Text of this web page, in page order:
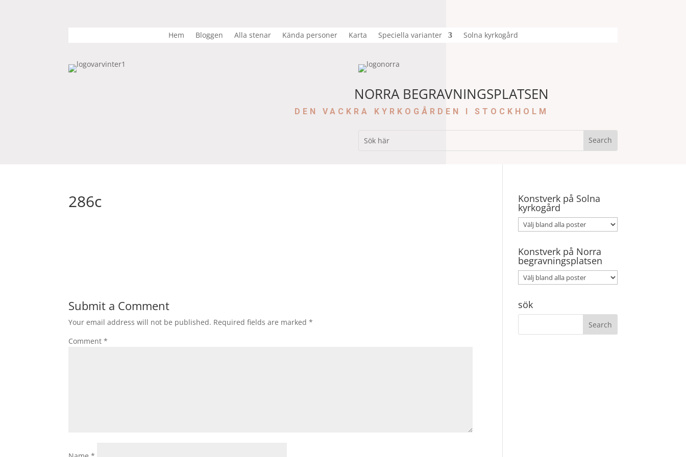
Hem Bloggen Alla stenar Kända personer Karta Speciella varianter Solna kyrkogård
NORRA BEGRAVNINGSPLATSEN
DEN VACKRA KYRKOGÅRDEN I STOCKHOLM
286c
Submit a Comment
Your email address will not be published. Required fields are marked*
Comment*
Konstverk på Solna
kyrkogård
Konstverk på Norra
begravningsplatsen
sök